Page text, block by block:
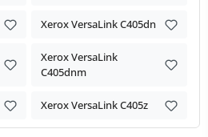
Xerox VersaLink C405dn
Xerox VersaLink
C405dnm
Xerox VersaLink C405z